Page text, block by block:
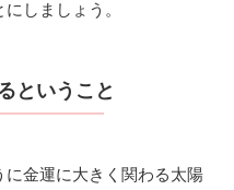
しましょう。
ということ
金運に大きく関わる太陽